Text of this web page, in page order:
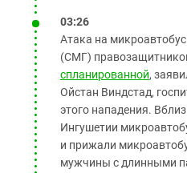
03:26
Атака на
(СМГ)
спланированной,
Ойстан Виндстад,
этого нападения.
Ингушетии
и прижали
мужчины с длинными